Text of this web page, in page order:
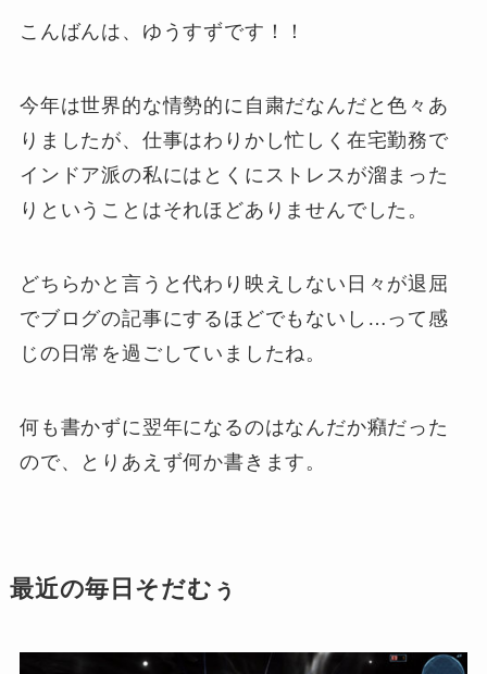
こんばんは、ゆうすずです！！
今年は世界的な情勢的に自粛だなんだと色々あ
りましたが、仕事はわりかし忙しく在宅勤務で
インドア派の私にはとくにストレスが溜まった
りということはそれほどありませんでした。
どちらかと言うと代わり映えしない日々が退屈
でブログの記事にするほどでもないし…って感
じの日常を過ごしていましたね。
何も書かずに翌年になるのはなんだか癪だった
ので、とりあえず何か書きます。
最近の毎日そだむぅ